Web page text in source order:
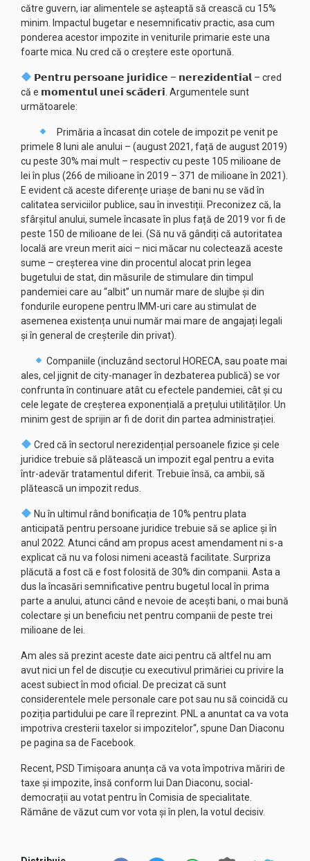
către guvern, iar alimentele se așteaptă să crească cu 15%
minim. Impactul bugetar e nesemnificativ practic, asa cum
ponderea acestor impozite in veniturile primarie este una
foarte mica. Nu cred că o creștere este oportună.
𝗣𝗲𝗻𝘁𝗿𝘂 𝗽𝗲𝗿𝘀𝗼𝗮𝗻𝗲 𝗷𝘂𝗿𝗶𝗱𝗶𝗰𝗲 – 𝗻𝗲𝗿𝗲𝘇𝗶𝗱𝗲𝗻𝘁𝗶𝗮𝗹 – cred
că e 𝗺𝗼𝗺𝗲𝗻𝘁𝘂𝗹 𝘂𝗻𝗲𝗶 𝘀𝗰𝗮̆𝗱𝗲𝗿𝗶. Argumentele sunt
următoarele:
Primăria a încasat din cotele de impozit pe venit pe
primele 8 luni ale anului – (august 2021, față de august 2019)
cu peste 30% mai mult – respectiv cu peste 105 milioane de
lei în plus (266 de milioane în 2019 – 371 de milioane în 2021).
E evident că aceste diferențe uriașe de bani nu se văd în
calitatea serviciilor publice, sau în investiții. Preconizez că, la
sfârșitul anului, sumele încasate în plus față de 2019 vor fi de
peste 150 de milioane de lei. (Să nu vă gândiți că autoritatea
locală are vreun merit aici – nici măcar nu colectează aceste
sume – creșterea vine din procentul alocat prin legea
bugetului de stat, din măsurile de stimulare din timpul
pandemiei care au “albit” un număr mare de slujbe și din
fondurile europene pentru IMM-uri care au stimulat de
asemenea existența unui număr mai mare de angajați legali
și în general de creșterile din privat).
Companiile (incluzând sectorul HORECA, sau poate mai
ales, cel jignit de city-manager în dezbaterea publică) se vor
confrunta în continuare atât cu efectele pandemiei, cât și cu
cele legate de creșterea exponențială a prețului utilităților. Un
minim gest de sprijin ar fi de dorit din partea administrației.
Cred că în sectorul nerezidențial persoanele fizice și cele
juridice trebuie să plătească un impozit egal pentru a evita
într-adevăr tratamentul diferit. Trebuie însă, ca ambii, să
plătească un impozit redus.
Nu în ultimul rând bonificația de 10% pentru plata
anticipată pentru persoane juridice trebuie să se aplice și în
anul 2022. Atunci când am propus acest amendament ni s-a
explicat că nu va folosi nimeni această facilitate. Surpriza
plăcută a fost că e fost folosită de 30% din companii. Asta a
dus la încasări semnificative pentru bugetul local în prima
parte a anului, atunci când e nevoie de acești bani, o mai bună
colectare și un beneficiu net pentru companii de peste trei
milioane de lei.
Am ales să prezint aceste date aici pentru că altfel nu am
avut nici un fel de discuție cu executivul primăriei cu privire la
acest subiect în mod oficial. De precizat că sunt
considerentele mele personale care pot sau nu să coincidă cu
poziția partidului pe care îl reprezint. PNL a anuntat ca va vota
impotriva cresterii taxelor si impozitelor“, spune Dan Diaconu
pe pagina sa de Facebook.
Recent, PSD Timișoara anunța că va vota împotriva măriri de
taxe și impozite, însă conform lui Dan Diaconu, social-
democrații au votat pentru în Comisia de specialitate.
Rămâne de văzut cum vor vota și în plen, la votul decisiv.